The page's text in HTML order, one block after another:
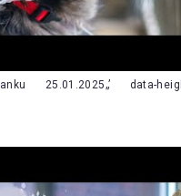
25.01.2025„’ data-